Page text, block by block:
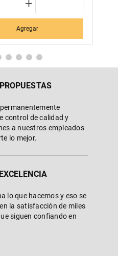
Agregar
control de calidad y
a nuestros empleados
lo mejor.
lo que hacemos y eso se
la satisfacción de miles
siguen confiando en